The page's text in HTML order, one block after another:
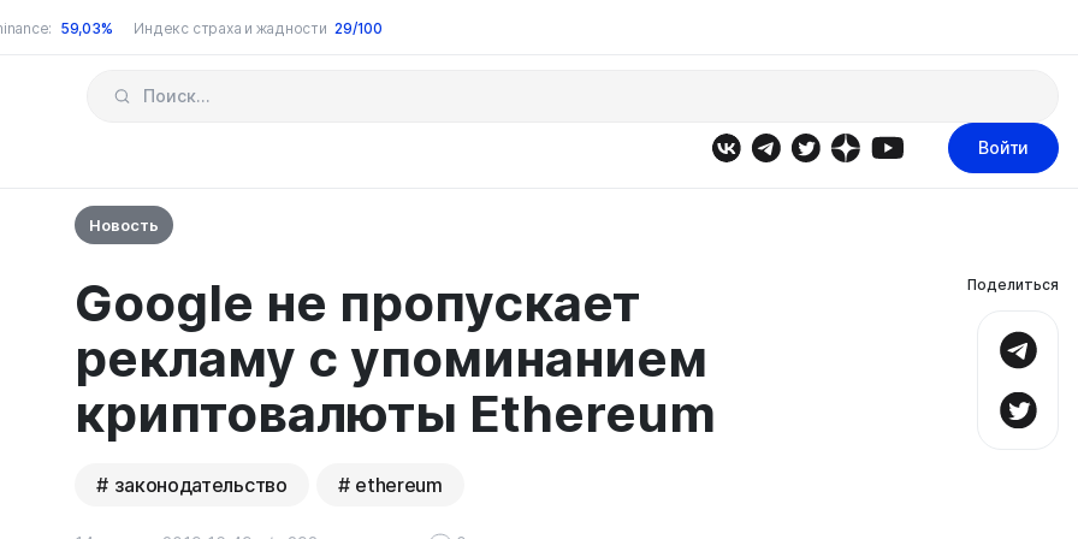
59,03% Индекс страха и жадности 29/100
Войти
Новость
Google не пропускает
рекламу с упоминанием
криптовалюты Ethereum
законодательство ethereum
Поделиться